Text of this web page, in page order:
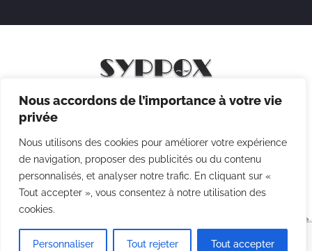
Nous accordons de l’importance à votre vie
privée
Nous utilisons des cookies pour améliorer votre expérience
de navigation, proposer des publicités ou du contenu
personnalisés, et analyser notre trafic. En cliquant sur «
Tout accepter », vous consentez à notre utilisation des
cookies.
Personnaliser Tout rejeter Tout accepter
Mentions légales
Politique des cookies
CGV
Agence
Point Com